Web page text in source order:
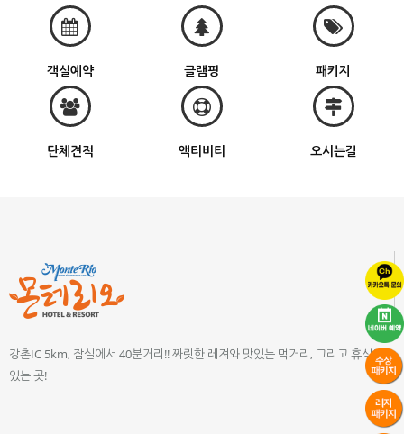
객실예약 글램핑 패키지
단체견적 액티비티 오시는길
강촌IC 5km, 잠실에서 40분거리!! 짜릿한 레져와 맛있는 먹거리, 그리고 휴식이
있는 곳!